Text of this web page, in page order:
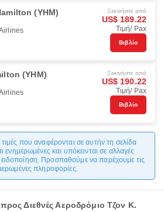
(YHM) Ξεκινήστε από
US$ 189.22
Τιμή/ Pax
Βιβλίο
(YHM) Ξεκινήστε από
US$ 190.22
Τιμή/ Pax
Βιβλίο
που αναφέρονται σε αυτήν τη σελίδα
ενημερωμένες και υπόκεινται σε αλλαγές
Προσπαθούμε να παρέχουμε τις
πληροφορίες.
Διεθνές Αεροδρόμιο Τζον Κ.